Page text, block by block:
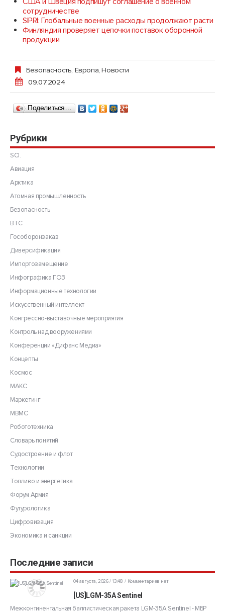
сотрудничестве
SIPRI: Глобальные военные расходы продолжают расти
Финляндия проверяет цепочки поставок оборонной
продукции
Безопасность, Европа,Новости
09.07.2024
Поделиться…
Рубрики
SCI.
Авиация
Арктика
Атомная промышленность
Безопасность
ВТС
Гособоронзаказ
Диверсификация
Импортозамещение
Инфографика ГОЗ
Информационные технологии
Искусственный интеллект
Конгрессно-выставочные мероприятия
Контроль над вооружениями
Конференции «Дифанс Медиа»
Концепты
Космос
МАКС
Маркетинг
МВМС
Робототехника
Словарь понятий
Судостроение и флот
Технологии
Топливо и энергетика
Форум Армия
Футурологика
Цифровизация
Экономика и санкции
Последние записи
04 августа, 2026 / 13:48 Комментариев нет
[US]LGM-35A Sentinel
Межконтинентальная баллистическая ракета LGM-35A Sentinel - МБР